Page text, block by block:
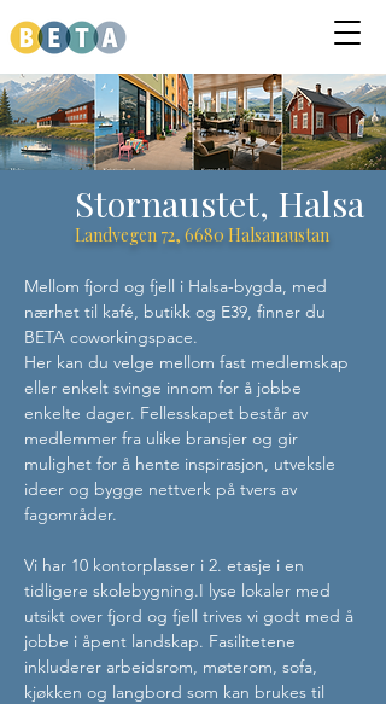
Stornaustet, Halsa
Landvegen 72, 6680 Halsanaustan
Mellom fjord og fjell i Halsa-bygda, med
nærhet til kafé, butikk og E39, finner du
BETA coworkingspace.
Her kan du velge mellom fast medlemskap
eller enkelt svinge innom for å jobbe
enkelte dager. Fellesskapet består av
medlemmer fra ulike bransjer og gir
mulighet for å hente inspirasjon, utveksle
ideer og bygge nettverk på tvers av
fagområder.
Vi har 10 kontorplasser i 2. etasje i en
tidligere skolebygning.I lyse lokaler med
utsikt over fjord og fjell trives vi godt med å
jobbe i åpent landskap. Fasilitetene
inkluderer arbeidsrom, møterom, sofa,
kjøkken og langbord som kan brukes til